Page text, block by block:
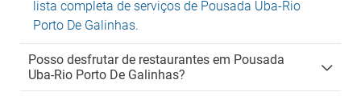
lista completa de serviços de Pousada Uba-Rio
Porto De Galinhas.
Posso desfrutar de restaurantes em Pousada
Uba-Rio Porto De Galinhas?